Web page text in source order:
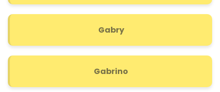
Gabry
Gabrino